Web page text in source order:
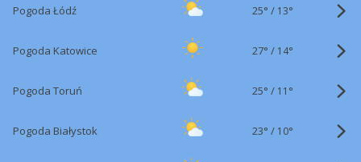
Pogoda Łódź 25° / 13°
Pogoda Katowice 27° / 14°
Pogoda Toruń 25° / 11°
Pogoda Białystok 23° / 10°